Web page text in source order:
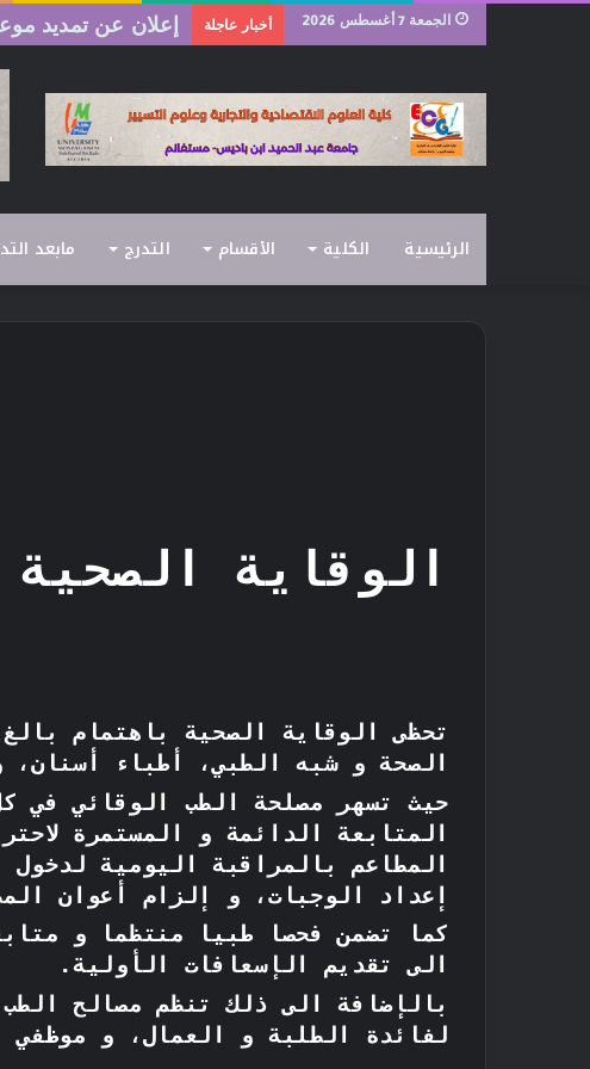
الجمعة 7 أغسطس 2026 أخبار عاجلة إعلان عن تمديد
الرئيسية الكلية الأقسام التدرج مابعد
الوقاية الصحية
تحظى الوقاية الصحية باهتمام
الصحة و شبه الطبي، أطباء
حيث تسهر مصلحة الطب الوقائي في
المتابعة الدائمة و المستمرة
المطاعم بالمراقبة اليومية
إعداد الوجبات، و إلزام أعوان
كما تضمن فحصا طبيا منتظما و
الى تقديم الإسعافات الأولية.
بالإضافة الى ذلك تنظم مصالح
لفائدة الطلبة و العمال، و موظفي